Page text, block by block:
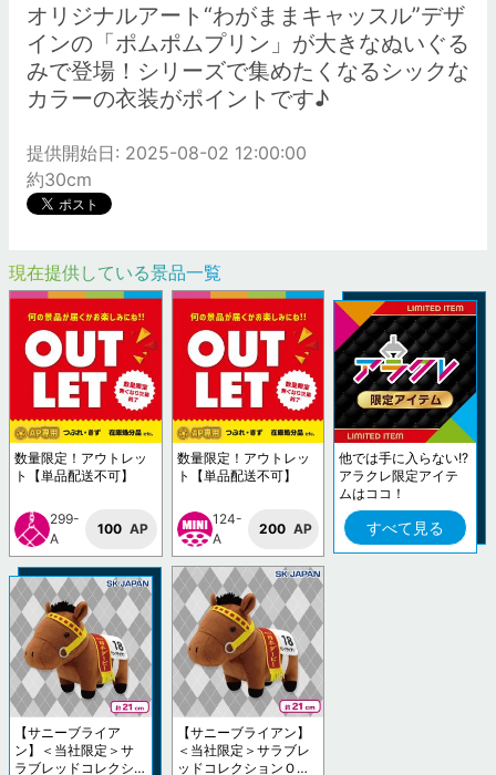
オリジナルアート“わがままキャッスル”デザ
インの「ポムポムプリン」が大きなぬいぐる
みで登場！シリーズで集めたくなるシックな
カラーの衣装がポイントです♪
提供開始日: 2025-08-02 12:00:00
約30cm
現在提供している景品一覧
数量限定！アウトレッ
ト【単品配送不可】
299-
A
100 AP
数量限定！アウトレッ
ト【単品配送不可】
124-
A
200 AP
他では手に入らない!?
アラクレ限定アイテ
ムはココ！
すべて見る
【サニーブライア
ン】＜当社限定＞サ
ラブレッドコレクシ
【サニーブライアン】
＜当社限定＞サラブレ
ッドコレクションＯＫ